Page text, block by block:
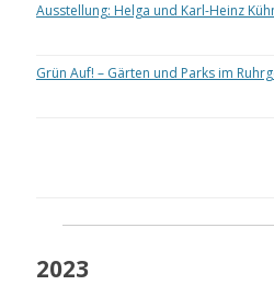
Ausstellung: Helga und Karl-Heinz
Grün Auf! – Gärten und Parks im
2023